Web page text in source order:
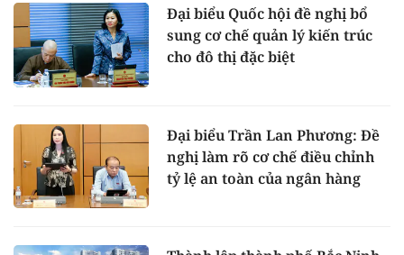
Đại biểu Quốc hội đề nghị bổ
sung cơ chế quản lý kiến trúc
cho đô thị đặc biệt
Đại biểu Trần Lan Phương: Đề
nghị làm rõ cơ chế điều chỉnh
tỷ lệ an toàn của ngân hàng